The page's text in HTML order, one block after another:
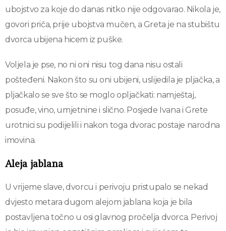
ubojstvo za koje do danas nitko nije odgovarao. Nikola je,
govori priča, prije ubojstva mučen, a Greta je na stubištu
dvorca ubijena hicem iz puške.
Voljela je pse, no ni oni nisu tog dana nisu ostali
pošteđeni. Nakon što su oni ubijeni, uslijedila je pljačka, a
pljačkalo se sve što se moglo opljačkati: namještaj,
posuđe, vino, umjetnine i slično. Posjede Ivana i Grete
urotnici su podijelili i nakon toga dvorac postaje narodna
imovina.
Aleja jablana
U vrijeme slave, dvorcu i perivoju pristupalo se nekad
dvjesto metara dugom alejom jablana koja je bila
postavljena točno u osi glavnog pročelja dvorca. Perivoj